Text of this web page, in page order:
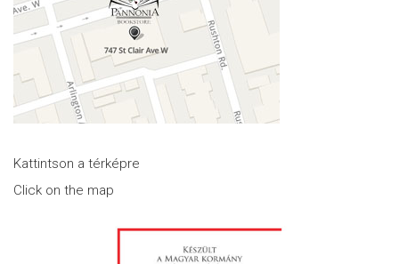
Kattintson a térképre
Click on the map